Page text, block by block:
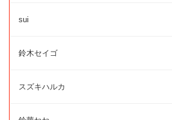
sui
鈴木セイゴ
スズキハルカ